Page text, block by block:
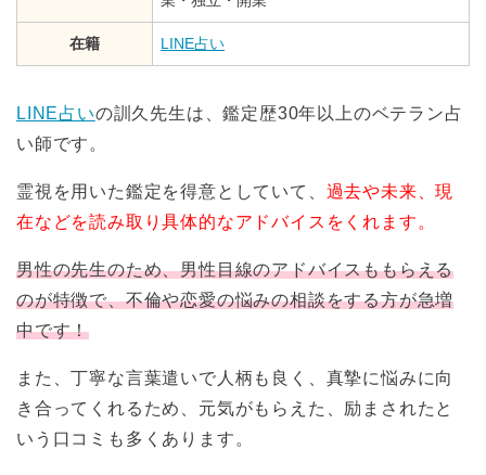
在籍 LINE占い
LINE占いの訓久先生は、鑑定歴30年以上のベテラン占
い師です。
霊視を用いた鑑定を得意としていて、 過去や未来、現
在などを読み取り具体的なアドバイスをくれます。
男性の先生のため、男性目線のアドバイスももらえる
のが特徴で、不倫や恋愛の悩みの相談をする方が急増
中です！
また、丁寧な言葉遣いで人柄も良く、真摯に悩みに向
き合ってくれるため、元気がもらえた、励まされたと
いう口コミも多くあります。